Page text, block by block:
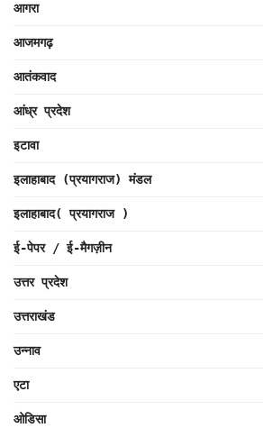
आगरा
आजमगढ़
आतंकवाद
आंध्र प्रदेश
इटावा
इलाहाबाद (प्रयागराज) मंडल
इलाहाबाद( प्रयागराज )
ई-पेपर / ई-मैगज़ीन
उत्तर प्रदेश
उत्तराखंड
उन्नाव
एटा
ओडिसा